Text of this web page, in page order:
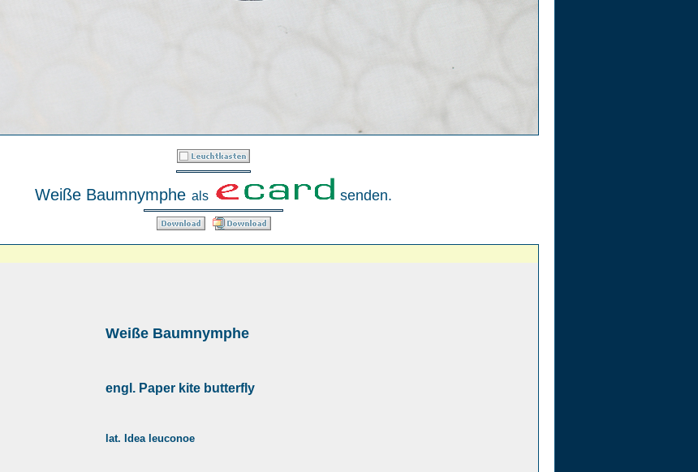
Weiße Baumnymphe als senden.
Weiße Baumnymphe
engl. Paper kite butterfly
lat. Idea leuconoe